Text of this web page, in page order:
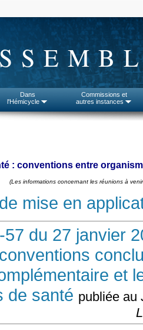
Dans
l'Hémicycle
Commissions et
autres instances
: conventions entre
(Les informations concernant les réunions à
mise en
57 du 27 janvier
et
de santé publiée au